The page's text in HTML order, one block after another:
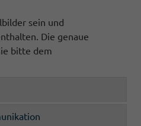
sein und
Die genaue
bitte dem